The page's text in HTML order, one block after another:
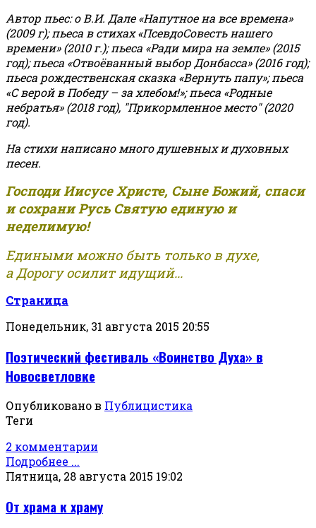
Автор пьес: о В.И. Дале «Напутное на все времена»
(2009 г); пьеса в стихах «ПсевдоСовесть нашего
времени» (2010 г.); пьеса «Ради мира на земле» (2015
год); пьеса «Отвоёванный выбор Донбасса» (2016 год);
пьеса рождественская сказка «Вернуть папу»; пьеса
«С верой в Победу – за хлебом!»;пьеса «Родные
небратья» (2018 год), "Прикормленное место" (2020
год).
На стихи написано много душевных и духовных
песен.
Господи Иисусе Христе, Сыне Божий, спаси
и сохрани Русь Святую единую и
неделимую!
Едиными можно быть только в духе,
а Дорогу осилит идущий...
Страница
Понедельник, 31 августа 2015 20:55
Поэтический фестиваль «Воинство Духа» в
Новосветловке
Опубликовано в Публицистика
Теги
2 комментарии
Подробнее ...
Пятница, 28 августа 2015 19:02
От храма к храму